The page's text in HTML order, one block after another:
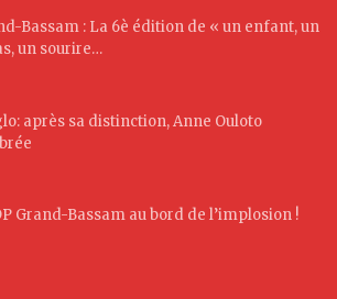
Bassam : La 6è édition de « un enfant, un
un sourire…
après sa distinction, Anne Ouloto
Grand-Bassam au bord de l’implosion !